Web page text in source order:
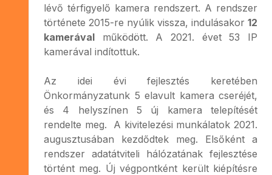
lévő térfigyelő kamera rendszert. A rendszer
története 2015-re nyúlik vissza, indulásakor 12
kamerával működött. A 2021. évet 53 IP
kamerával indítottuk.
Az idei évi fejlesztés keretében
Önkormányzatunk 5 elavult kamera cseréjét,
és 4 helyszínen 5 új kamera telepítését
rendelte meg. A kivitelezési munkálatok 2021.
augusztusában kezdődtek meg. Elsőként a
rendszer adatátviteli hálózatának fejlesztése
történt meg. Új végpontként került kiépítésre